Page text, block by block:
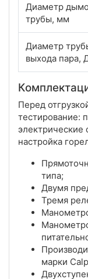
Диаметр
трубы, мм
Диаметр
выхода пара,
Перед
тестирование:
электрические
настройка
типа;
Двумя
Тремя
марки